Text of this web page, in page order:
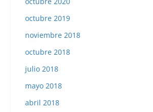
octubre 2019
noviembre 2018
octubre 2018
julio 2018
mayo 2018
abril 2018